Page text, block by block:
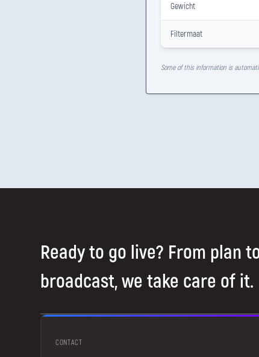
Gewicht
Filtermaat
Some of this information is
Ready to go live? From plan
broadcast, we take care of it.
CONTACT